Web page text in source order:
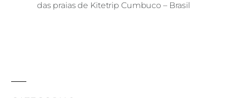
das praias de Kitetrip Cumbuco – Brasil